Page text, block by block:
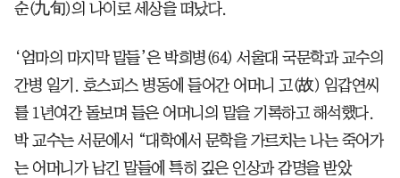
순(九旬)의 나이로 세상을 떠났다.
‘엄마의 마지막 말들’은 박희병(64) 서울대 국문학과 교수의
간병 일기. 호스피스 병동에 들어간 어머니 고(故) 임갑연씨
를 1년여간 돌보며 들은 어머니의 말을 기록하고 해석했다.
박 교수는 서문에서 “대학에서 문학을 가르치는 나는 죽어가
는 어머니가 남긴 말들에 특히 깊은 인상과 감명을 받았